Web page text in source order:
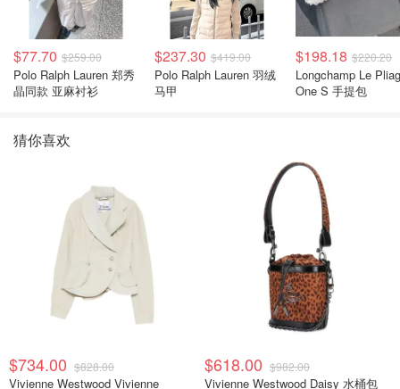
$77.70 $259.00
Polo Ralph Lauren 郑秀
晶同款 亚麻衬衫
$237.30 $419.00
Polo Ralph Lauren 羽绒
马甲
$198.18 $220.20
Longchamp Le
One S 手提包
猜你喜欢
$734.00 $828.00
Vivienne Westwood Vivienne
$618.00 $982.00
Vivienne Westwood Daisy 水桶包